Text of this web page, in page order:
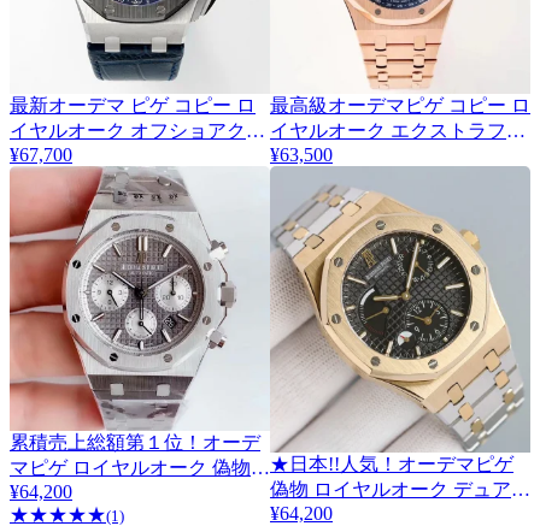
最新オーデマ ピゲ コピー ロ
イヤルオーク オフショアクロ
ノ 42ｍｍ Ods13393
¥67,700
最高級オーデマピゲ コピー ロ
イヤルオーク エクストラフラ
ット復刻 Odg87338
¥63,500
累積売上総額第１位！オーデ
マピゲ ロイヤルオーク 偽物
クロノ 41mm Odw94629
¥64,200
★★★★★(1)
3
★日本!!人気！オーデマピゲ
偽物 ロイヤルオーク デュアル
タイム 4色 26120STOO1220ST
¥64,200